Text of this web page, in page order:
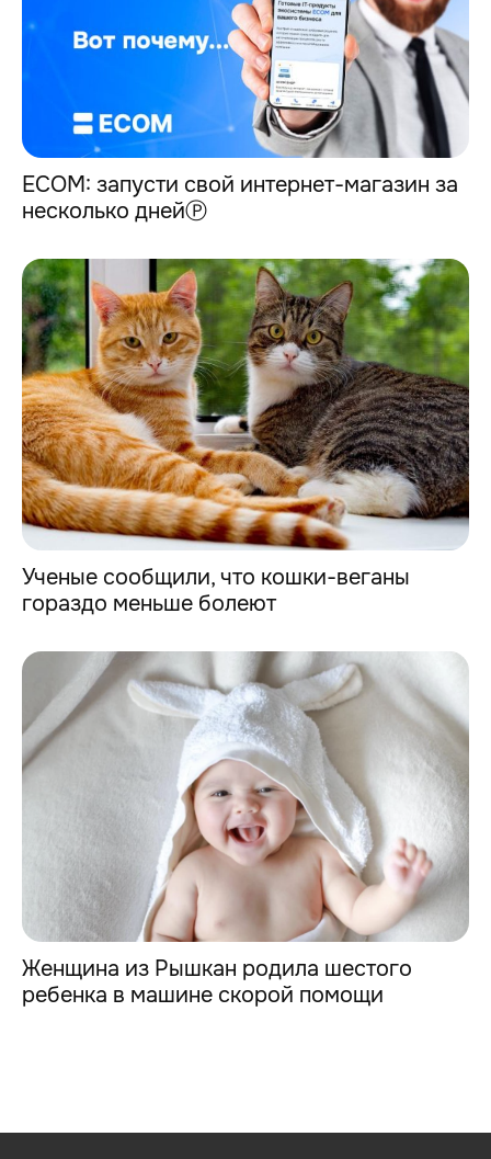
ECOM: запусти свой интернет-магазин за
несколько днейⓅ
Ученые сообщили, что кошки-веганы
гораздо меньше болеют
Женщина из Рышкан родила шестого
ребенка в машине скорой помощи